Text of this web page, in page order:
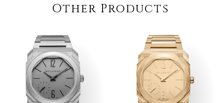
Other Products